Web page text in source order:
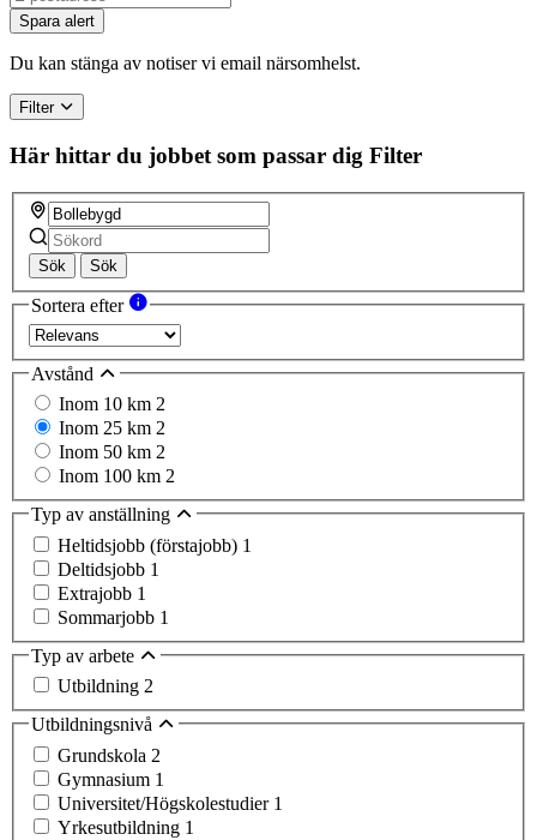
Spara alert
Du kan stänga av notiser vi email närsomhelst.
Filter
Här hittar du jobbet som passar dig Filter
Sök Sök
Sortera efter
Avstånd
Inom 10 km 2
Inom 25 km 2
Inom 50 km 2
Inom 100 km 2
Typ av anställning
Heltidsjobb (förstajobb) 1
Deltidsjobb 1
Extrajobb 1
Sommarjobb 1
Typ av arbete
Utbildning 2
Utbildningsnivå
Grundskola 2
Gymnasium 1
Universitet/Högskolestudier 1
Yrkesutbildning 1